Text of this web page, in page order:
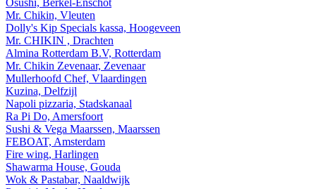
Osushi, Berkel-Enschot
Mr. Chikin, Vleuten
Dolly's Kip Specials kassa, Hoogeveen
Mr. CHIKIN , Drachten
Almina Rotterdam B.V, Rotterdam
Mr. Chikin Zevenaar, Zevenaar
Mullerhoofd Chef, Vlaardingen
Kuzina, Delfzijl
Napoli pizzaria, Stadskanaal
Ra Pi Do, Amersfoort
Sushi & Vega Maarssen, Maarssen
FEBOAT, Amsterdam
Fire wing, Harlingen
Shawarma House, Gouda
Wok & Pastabar, Naaldwijk